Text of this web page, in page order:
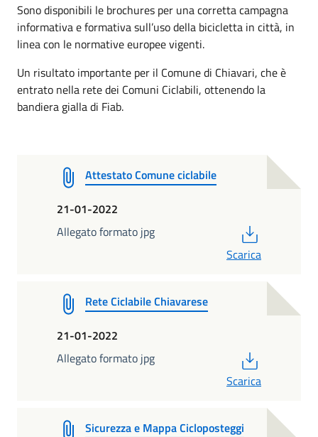
Sono disponibili le brochures per una corretta campagna
informativa e formativa sull’uso della bicicletta in città, in
linea con le normative europee vigenti.
Un risultato importante per il Comune di Chiavari, che è
entrato nella rete dei Comuni Ciclabili, ottenendo la
bandiera gialla di Fiab.
Attestato Comune ciclabile
21-01-2022
Allegato formato jpg
Scarica
Rete Ciclabile Chiavarese
21-01-2022
Allegato formato jpg
Scarica
Sicurezza e Mappa Cicloposteggi